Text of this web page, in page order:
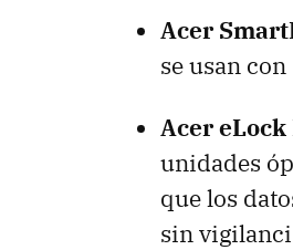
Acer
se usan
Acer
unidades
que los
sin